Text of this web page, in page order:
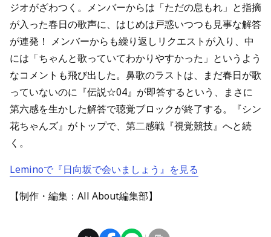
ジオがざわつく。メンバーからは「ただの息もれ」と指摘
が入った春日の歌声に、はじめは戸惑いつつも見事な解答
が連発！ メンバーからも繰り返しリクエストが入り、中
には「ちゃんと歌っていてわかりやすかった」というよう
なコメントも飛び出した。鼻歌のラストは、まだ春日が歌
っていないのに『伝説☆04』が即答するという、まさに
第六感を生かした解答で聴覚ブロックが終了する。『シン
花ちゃんズ』がトップで、第二感戦『視覚競技』へと続
く。
Leminoで『日向坂で会いましょう』を見る
【制作・編集：All About編集部】